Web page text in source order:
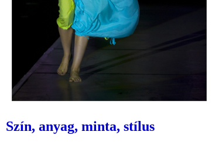
Szín, anyag, minta, stílus